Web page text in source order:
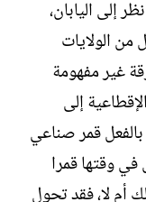
إلى اليابان،
الولايات
غير مفهومة
إلى
بالفعل قمر صناعي
وقتها قمرا
أم لا، فقد تحول